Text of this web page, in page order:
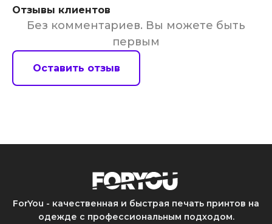
Отзывы клиентов
Без комментариев. Вы можете быть
первым
Оставить отзыв
ForYou - качественная и быстрая печать принтов на
одежде с профессиональным подходом.